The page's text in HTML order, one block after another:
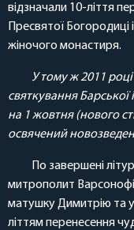
відзначали 10-ліття
Пресвятої
жіночого монастиря.
У тому ж 2011
святкування
на 1 жовтня (нового
освячений
По завершені
митрополит
матушку Димитрію та
літтям перенесення